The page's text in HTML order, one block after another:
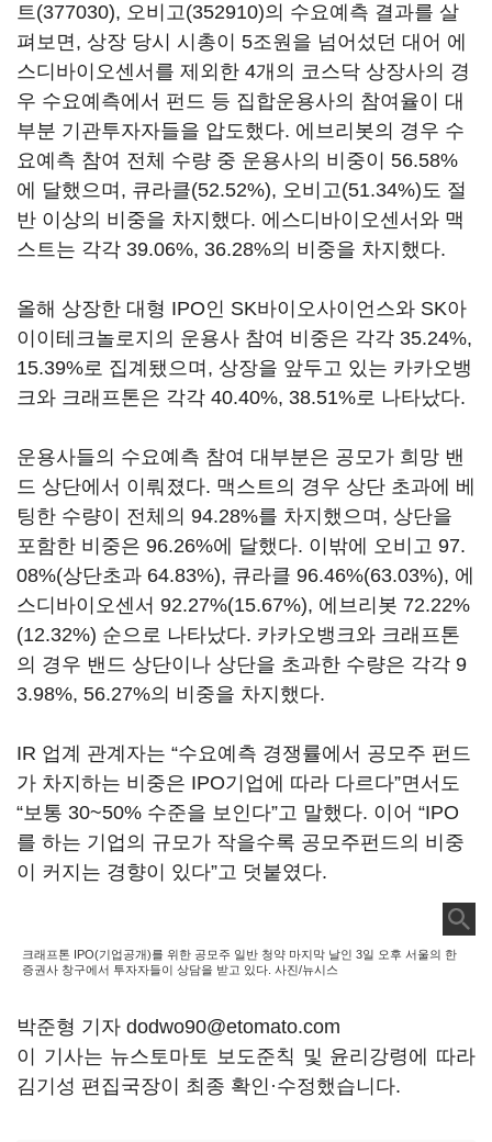
트(377030), 오비고(352910)의 수요예측 결과를 살
펴보면, 상장 당시 시총이 5조원을 넘어섰던 대어 에
스디바이오센서를 제외한 4개의 코스닥 상장사의 경
우 수요예측에서 펀드 등 집합운용사의 참여율이 대
부분 기관투자자들을 압도했다. 에브리봇의 경우 수
요예측 참여 전체 수량 중 운용사의 비중이 56.58%
에 달했으며, 큐라클(52.52%), 오비고(51.34%)도 절
반 이상의 비중을 차지했다. 에스디바이오센서와 맥
스트는 각각 39.06%, 36.28%의 비중을 차지했다.
올해 상장한 대형 IPO인 SK바이오사이언스와 SK아
이이테크놀로지의 운용사 참여 비중은 각각 35.24%,
15.39%로 집계됐으며, 상장을 앞두고 있는 카카오뱅
크와 크래프톤은 각각 40.40%, 38.51%로 나타났다.
운용사들의 수요예측 참여 대부분은 공모가 희망 밴
드 상단에서 이뤄졌다. 맥스트의 경우 상단 초과에 베
팅한 수량이 전체의 94.28%를 차지했으며, 상단을
포함한 비중은 96.26%에 달했다. 이밖에 오비고 97.
08%(상단초과 64.83%), 큐라클 96.46%(63.03%), 에
스디바이오센서 92.27%(15.67%), 에브리봇 72.22%
(12.32%) 순으로 나타났다. 카카오뱅크와 크래프톤
의 경우 밴드 상단이나 상단을 초과한 수량은 각각 9
3.98%, 56.27%의 비중을 차지했다.
IR 업계 관계자는 “수요예측 경쟁률에서 공모주 펀드
가 차지하는 비중은 IPO기업에 따라 다르다”면서도
“보통 30~50% 수준을 보인다”고 말했다. 이어 “IPO
를 하는 기업의 규모가 작을수록 공모주펀드의 비중
이 커지는 경향이 있다”고 덧붙였다.
크래프톤 IPO(기업공개)를 위한 공모주 일반 청약 마지막 날인 3일 오후 서울의 한
증권사 창구에서 투자자들이 상담을 받고 있다. 사진/뉴시스
박준형 기자 dodwo90@etomato.com
이 기사는 뉴스토마토 보도준칙 및 윤리강령에 따라
김기성 편집국장이 최종 확인·수정했습니다.